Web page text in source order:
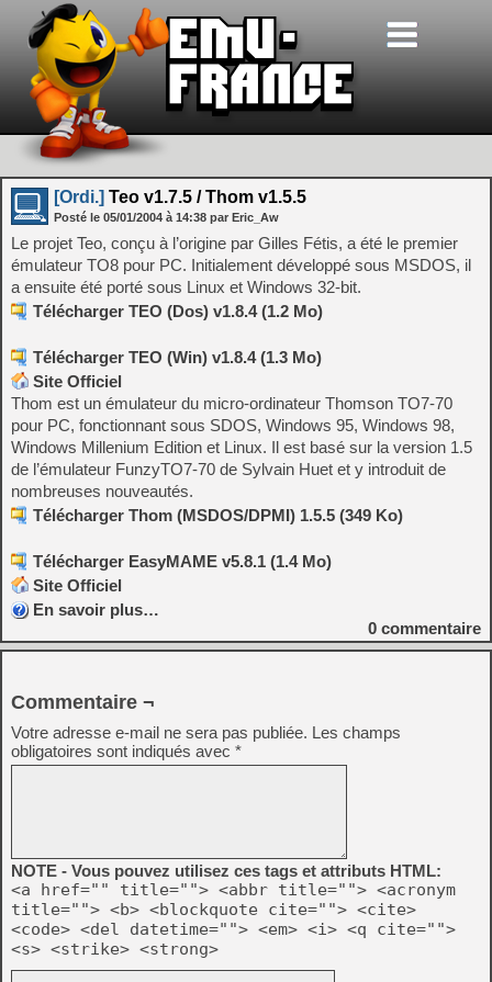
[Ordi.] Teo v1.7.5 / Thom v1.5.5
Posté le 05/01/2004 à 14:38 par Eric_Aw
Le projet Teo, conçu à l’origine par Gilles Fétis, a été le premier
émulateur TO8 pour PC. Initialement développé sous MSDOS, il
a ensuite été porté sous Linux et Windows 32-bit.
Télécharger TEO (Dos) v1.8.4 (1.2 Mo)
Télécharger TEO (Win) v1.8.4 (1.3 Mo)
Site Officiel
Thom est un émulateur du micro-ordinateur Thomson TO7-70
pour PC, fonctionnant sous SDOS, Windows 95, Windows 98,
Windows Millenium Edition et Linux. Il est basé sur la version 1.5
de l’émulateur FunzyTO7-70 de Sylvain Huet et y introduit de
nombreuses nouveautés.
Télécharger Thom (MSDOS/DPMI) 1.5.5 (349 Ko)
Télécharger EasyMAME v5.8.1 (1.4 Mo)
Site Officiel
En savoir plus…
0 commentaire
Commentaire ¬
Votre adresse e-mail ne sera pas publiée. Les champs
obligatoires sont indiqués avec *
NOTE - Vous pouvez utilisez ces tags et attributs HTML:
<a href="" title=""> <abbr title=""> <acronym
title=""> <b> <blockquote cite=""> <cite>
<code> <del datetime=""> <em> <i> <q cite="">
<s> <strike> <strong>